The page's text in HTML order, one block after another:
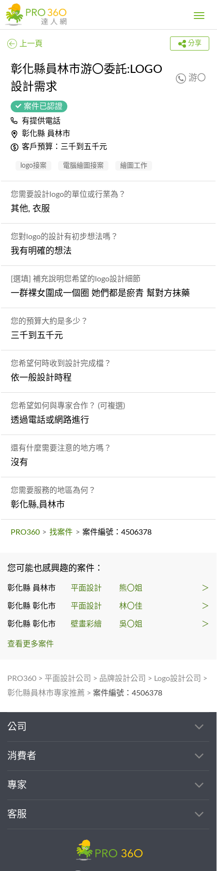
Toggle
上一頁 分享
彰化縣員林市游〇委託:LOGO
設計需求
游〇
案件已認證
有提供電話
彰化縣 員林市
客戶預算：三千到五千元
logo接案 電腦繪圖接案 繪圖工作
您需要設計logo的單位或行業為？
其他, 衣服
您對logo的設計有初步想法嗎？
我有明確的想法
[選填] 補充說明您希望的logo設計細節
一群裸女圍成一個圈 她們都是瘀青 幫對方抹藥
您的預算大約是多少？
三千到五千元
您希望何時收到設計完成檔？
依一般設計時程
您希望如何與專家合作？ (可複選)
透過電話或網路進行
還有什麼需要注意的地方嗎？
沒有
您需要服務的地區為何？
彰化縣,員林市
PRO360 > 找案件 > 案件編號：4506378
您可能也感興趣的案件：
彰化縣 員林市 平面設計 熊〇姐 ＞
彰化縣 彰化市 平面設計 林〇佳 ＞
彰化縣 彰化市 壁畫彩繪 吳〇姐 ＞
查看更多案件
PRO360 > 平面設計公司 > 品牌設計公司 > Logo設計公司
>
彰化縣員林市專家推薦 > 案件編號：4506378
公司
消費者
專家
客服